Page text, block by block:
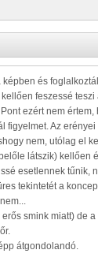
és
feszessé teszi
ezért nem értem,
figyelmet. Az
nem, utólag el
látszik) kellően
esetlennek tűnik,
tekintetét a
smink miatt) de a
átgondolandó.